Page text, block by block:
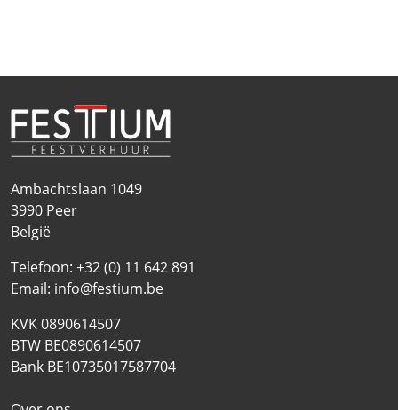
Ambachtslaan 1049
3990 Peer
België
Telefoon: +32 (0) 11 642 891
Email: info@festium.be
KVK 0890614507
BTW BE0890614507
Bank BE10735017587704